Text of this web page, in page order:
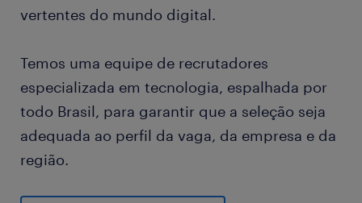
vertentes do mundo digital.
Temos uma equipe de recrutadores
especializada em tecnologia, espalhada por
todo Brasil, para garantir que a seleção seja
adequada ao perfil da vaga, da empresa e da
região.